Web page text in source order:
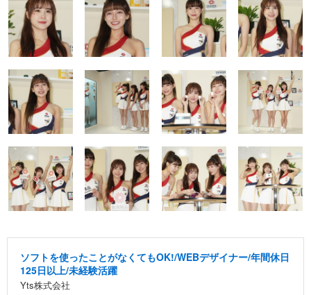
ソフトを使ったことがなくてもOK!/WEBデザイナー/年間休日
125日以上/未経験活躍
Yts株式会社